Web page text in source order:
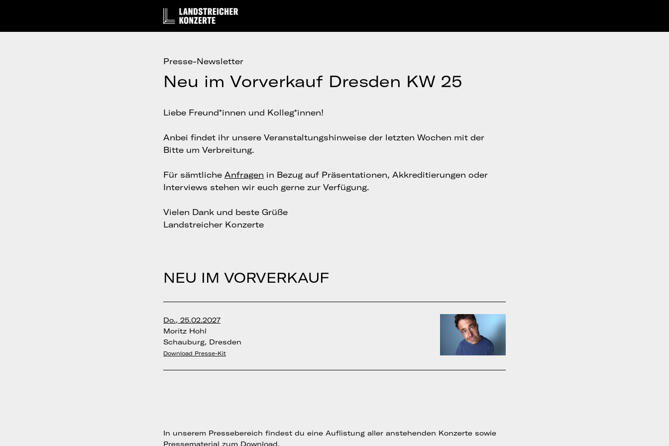
Presse-Newsletter
Neu im Vorverkauf Dresden KW 25
Liebe Freund*innen und Kolleg*innen!
Anbei findet ihr unsere Veranstaltungshinweise der letzten Wochen mit der
Bitte um Verbreitung.
Für sämtliche Anfragen in Bezug auf Präsentationen, Akkreditierungen oder
Interviews stehen wir euch gerne zur Verfügung.
Vielen Dank und beste Grüße
Landstreicher Konzerte
NEU IM VORVERKAUF
Do., 25.02.2027
Moritz Hohl
Schauburg, Dresden
Download Presse-Kit
In unserem Pressebereich findest du eine Auflistung aller anstehenden Konzerte sowie
Pressematerial zum Download.